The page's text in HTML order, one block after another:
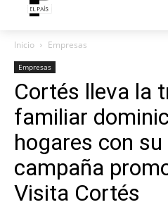
Inicio Empresas
Empresas
Cortés lleva la
familiar
hogares con su
campaña
Visita Cortés